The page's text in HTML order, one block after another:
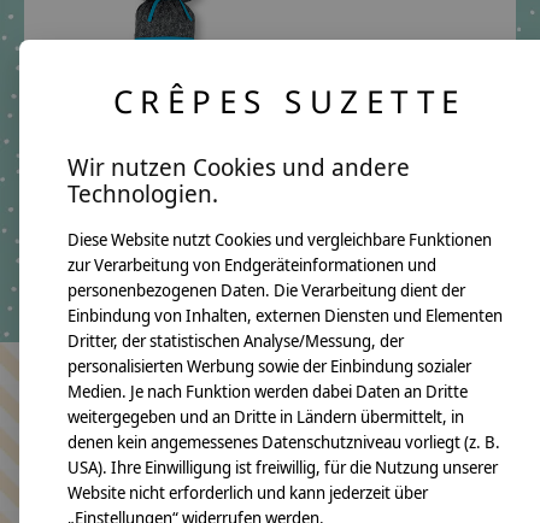
Detektiv Schultüte aus
Stoff, mit Wunschnamen
€69,90 - €92,80
*Inkl. MwSt. zzgl.
Versandkosten
Bleiben Sie in Kontakt
CRÊPES SUZETTE
Wir nutzen Cookies und andere
Technologien.
Diese Website nutzt Cookies und vergleichbare Funktionen
zur Verarbeitung von Endgeräteinformationen und
personenbezogenen Daten. Die Verarbeitung dient der
Einbindung von Inhalten, externen Diensten und Elementen
Dritter, der statistischen Analyse/Messung, der
personalisierten Werbung sowie der Einbindung sozialer
Medien. Je nach Funktion werden dabei Daten an Dritte
weitergegeben und an Dritte in Ländern übermittelt, in
denen kein angemessenes Datenschutzniveau vorliegt (z. B.
USA). Ihre Einwilligung ist freiwillig, für die Nutzung unserer
Website nicht erforderlich und kann jederzeit über
„Einstellungen“ widerrufen werden.